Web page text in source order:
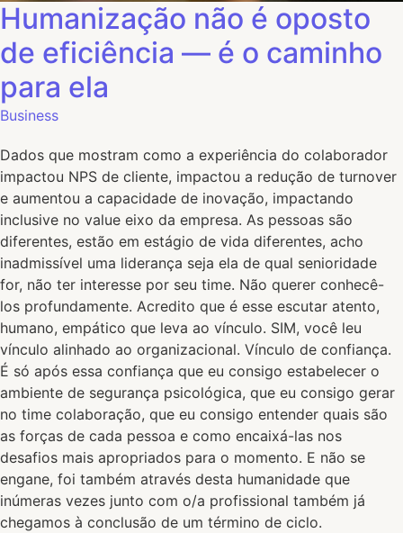
Humanização não é oposto
de eficiência — é o caminho
para ela
Business
Dados que mostram como a experiência do colaborador
impactou NPS de cliente, impactou a redução de turnover
e aumentou a capacidade de inovação, impactando
inclusive no value eixo da empresa. As pessoas são
diferentes, estão em estágio de vida diferentes, acho
inadmissível uma liderança seja ela de qual senioridade
for, não ter interesse por seu time. Não querer conhecê-
los profundamente. Acredito que é esse escutar atento,
humano, empático que leva ao vínculo. SIM, você leu
vínculo alinhado ao organizacional. Vínculo de confiança.
É só após essa confiança que eu consigo estabelecer o
ambiente de segurança psicológica, que eu consigo gerar
no time colaboração, que eu consigo entender quais são
as forças de cada pessoa e como encaixá-las nos
desafios mais apropriados para o momento. E não se
engane, foi também através desta humanidade que
inúmeras vezes junto com o/a profissional também já
chegamos à conclusão de um término de ciclo.